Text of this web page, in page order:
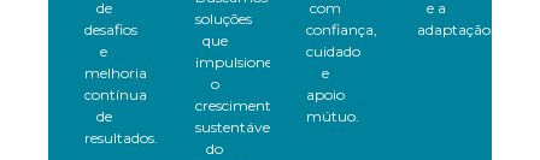
de
desafios
e
melhoria
contínua
de
resultados.
soluções
que
impulsionem
o
crescimento
sustentável
do
com
confiança,
cuidado
e
apoio
mútuo.
e a
adaptação.